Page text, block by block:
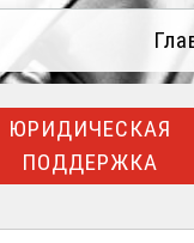
ЮРИДИЧЕСКАЯ
ПОДДЕРЖКА